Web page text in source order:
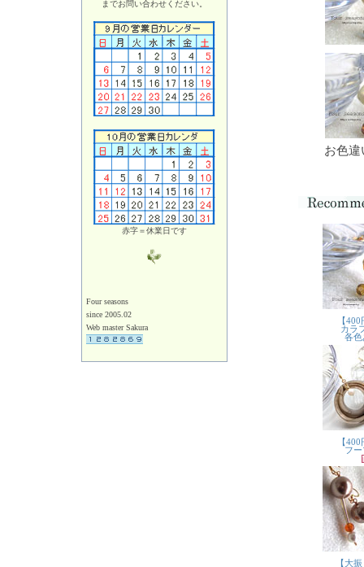
までお問い合わせください。
赤字＝休業日です
Four seasons
since 2005.02
Web master Sakura
お色